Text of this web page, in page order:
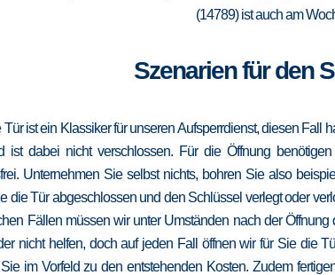
(14789) ist auch am
Szenarien für den
Tür ist ein Klassiker für unseren Aufsperrdienst, diesen
ist dabei nicht verschlossen. Für die Öffnung
Unternehmen Sie selbst nichts, bohren Sie also
die Tür abgeschlossen und den Schlüssel verlegt oder
Fällen müssen wir unter Umständen nach der
nicht helfen, doch auf jeden Fall öffnen wir für Sie die
im Vorfeld zu den entstehenden Kosten. Zudem